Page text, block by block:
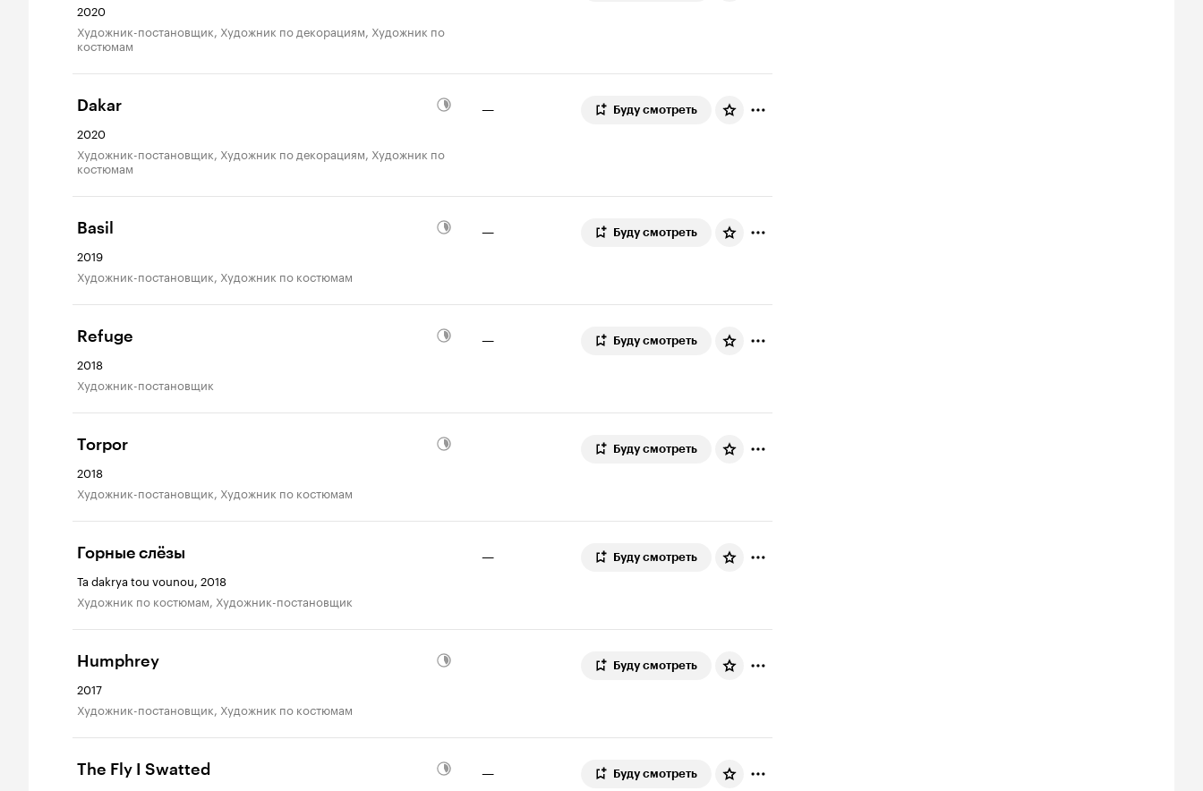
2020
Художник-постановщик, Художник по декорациям, Художник по
костюмам
Dakar
2020
Художник-постановщик, Художник по декорациям, Художник по
костюмам
— Буду смотреть
Basil
2019
Художник-постановщик, Художник по костюмам
— Буду смотреть
Refuge
2018
Художник-постановщик
— Буду смотреть
Torpor
2018
Художник-постановщик, Художник по костюмам
Буду смотреть
Горные слёзы
Ta dakrya tou vounou, 2018
Художник по костюмам, Художник-постановщик
— Буду смотреть
Humphrey
2017
Художник-постановщик, Художник по костюмам
Буду смотреть
The Fly I Swatted — Буду смотреть